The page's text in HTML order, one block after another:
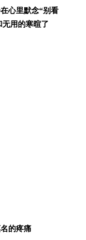
心里默念“别看
无用的寒暄了
的疼痛